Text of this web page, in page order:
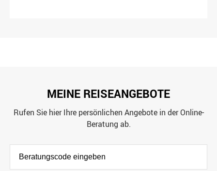
MEINE REISEANGEBOTE
Rufen Sie hier Ihre persönlichen Angebote in der Online-
Beratung ab.